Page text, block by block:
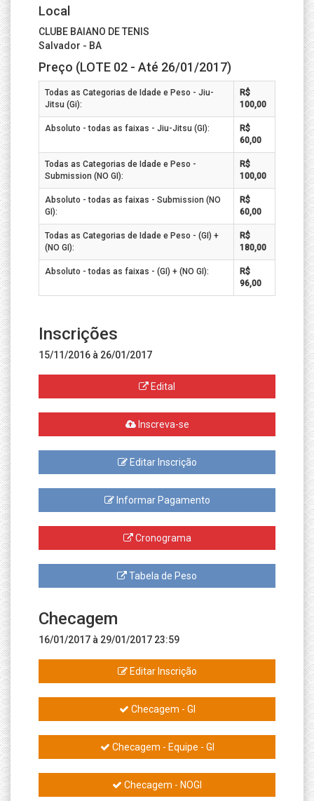
Local
CLUBE BAIANO DE TENIS
Salvador - BA
Preço (LOTE 02 - Até 26/01/2017)
Todas as Categorias de Idade e Peso - Jiu-
Jitsu (Gi):
R$
100,00
Absoluto - todas as faixas - Jiu-Jitsu (GI):
R$
60,00
Todas as Categorias de Idade e Peso -
Submission (NO GI):
R$
100,00
Absoluto - todas as faixas - Submission (NO
GI):
R$
60,00
Todas as Categorias de Idade e Peso - (GI) +
(NO GI):
R$
180,00
Absoluto - todas as faixas - (GI) + (NO GI):
R$
96,00
Inscrições
15/11/2016 à 26/01/2017
Edital
Inscreva-se
Editar Inscrição
Informar Pagamento
Cronograma
Tabela de Peso
Checagem
16/01/2017 à 29/01/2017 23:59
Editar Inscrição
Checagem - GI
Checagem - Equipe - GI
Checagem - NOGI